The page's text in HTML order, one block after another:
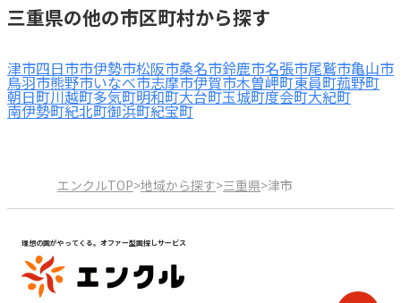
三重県の他の市区町村から探す
津市四日市市伊勢市松阪市桑名市鈴鹿市名張市尾鷲市亀山市
鳥羽市熊野市いなべ市志摩市伊賀市木曽岬町東員町菰野町
朝日町川越町多気町明和町大台町玉城町度会町大紀町
南伊勢町紀北町御浜町紀宝町
エンクルTOP>地域から探す>三重県>津市
理想の園がやってくる。オファー型園探しサービス